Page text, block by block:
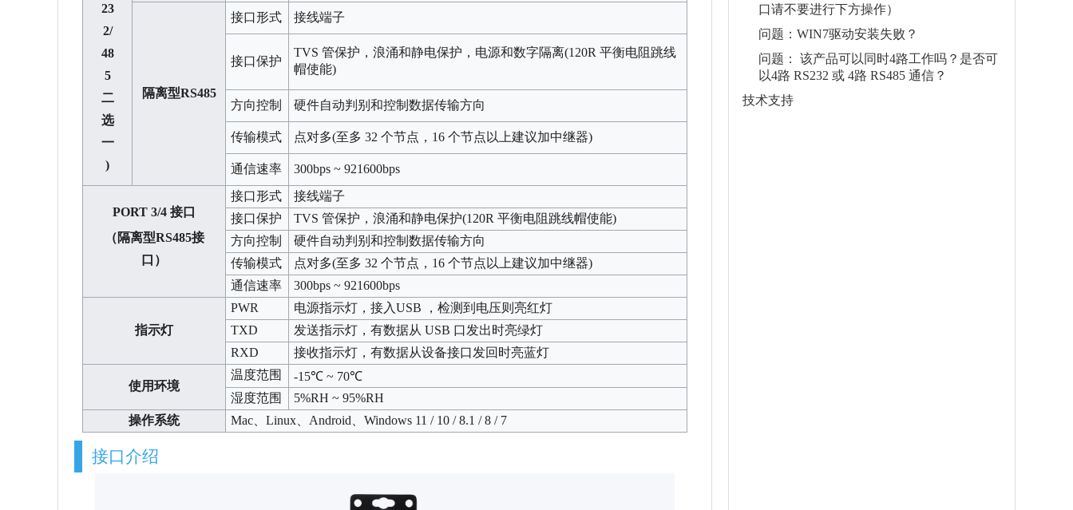
23
2/
48
5
二
选
一
)
隔离型RS485
接口形式 接线端子
接口保护
TVS 管保护，浪涌和静电保护，电源和数字隔离(120R 平衡电阻跳线
帽使能)
方向控制 硬件自动判别和控制数据传输方向
传输模式 点对多(至多 32 个节点，16 个节点以上建议加中继器)
通信速率 300bps ~ 921600bps
PORT 3/4 接口
（隔离型RS485接
口）
接口形式
接线端子
接口保护
TVS 管保护，浪涌和静电保护(120R 平衡电阻跳线帽使能)
方向控制
硬件自动判别和控制数据传输方向
传输模式
点对多(至多 32 个节点，16 个节点以上建议加中继器)
通信速率
300bps ~ 921600bps
指示灯
PWR
电源指示灯，接入USB ，检测到电压则亮红灯
TXD
发送指示灯，有数据从 USB 口发出时亮绿灯
RXD
接收指示灯，有数据从设备接口发回时亮蓝灯
使用环境
温度范围
-15℃ ~ 70℃
湿度范围
5%RH ~ 95%RH
操作系统
Mac、Linux、Android、Windows 11 / 10 / 8.1 / 8 / 7
接口介绍
口请不要进行下方操作）
问题：WIN7驱动安装失败？
问题： 该产品可以同时4路工作吗？是否可
以4路 RS232 或 4路 RS485 通信？
技术支持